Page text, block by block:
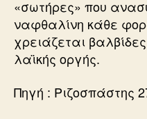
«σωτήρες» που
ναφθαλίνη κάθε
χρειάζεται
λαϊκής οργής.
Πηγή : Ριζοσπάστης